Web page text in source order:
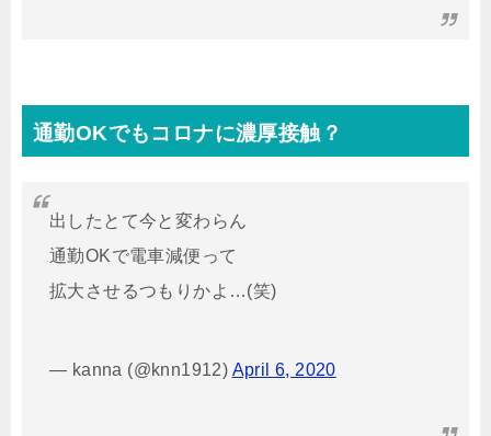
通勤OKでもコロナに濃厚接触？
出したとて今と変わらん
通勤OKで電車減便って
拡大させるつもりかよ…(笑)
— kanna (@knn1912) April 6, 2020